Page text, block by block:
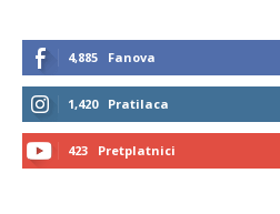
4,885 Fanova
1,420 Pratilaca
423 Pretplatnici